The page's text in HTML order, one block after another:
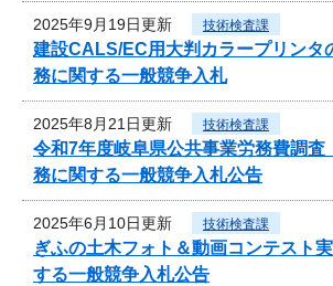
2025年9月19日更新 技術検査課
建設CALS/EC用大判カラープリンタ
務に関する一般競争入札
2025年8月21日更新 技術検査課
令和7年度岐阜県公共事業労務費調査
務に関する一般競争入札公告
2025年6月10日更新 技術検査課
ぎふの土木フォト＆動画コンテスト
する一般競争入札公告